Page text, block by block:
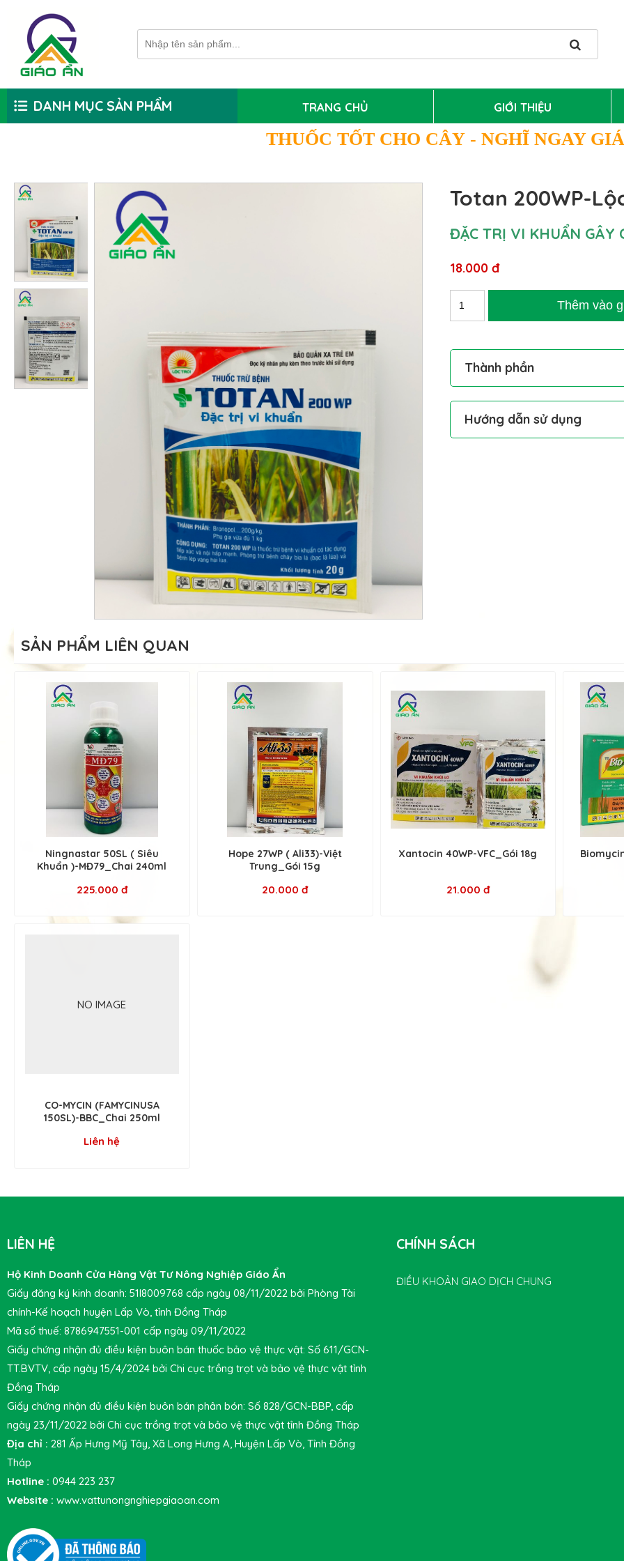
DANH MỤC SẢN PHẨM TRANG CHỦ GIỚI THIỆU
THUỐC TỐT CHO CÂY - NGHĨ NGAY
Totan 200WP-
ĐẶC TRỊ VI KHUẨN GÂY
18.000 đ
Thành phần
Bronopol: 200g/kg
Hướng dẫn sử dụng
Cháy bìa lá lúa: Pha 25g/ bình 25L
SẢN PHẨM LIÊN QUAN
Ningnastar 50SL ( Siêu
Khuẩn )-MĐ79_Chai 240ml
225.000 đ
Hope 27WP ( Ali33)-Việt
Trung_Gói 15g
20.000 đ
Xantocin 40WP-VFC_Gói 18g
21.000 đ
NO IMAGE
CO-MYCIN (FAMYCINUSA
150SL)-BBC_Chai 250ml
Liên hệ
LIÊN HỆ
Hộ Kinh Doanh Cửa Hàng Vật Tư Nông Nghiệp Giáo Ẩn
Giấy đăng ký kinh doanh: 51I8009768 cấp ngày 08/11/2022 bởi Phòng Tài
chính-Kế hoạch huyện Lấp Vò, tỉnh Đồng Tháp
Mã số thuế: 8786947551-001 cấp ngày 09/11/2022
Giấy chứng nhận đủ điều kiện buôn bán thuốc bảo vệ thực vật: Số 611/GCN-
TT.BVTV, cấp ngày 15/4/2024 bởi Chi cục trồng trọt và bảo vệ thực vật tỉnh
Đồng Tháp
Giấy chứng nhận đủ điều kiện buôn bán phân bón: Số 828/GCN-BBP, cấp
ngày 23/11/2022 bởi Chi cục trồng trọt và bảo vệ thực vật tỉnh Đồng Tháp
Địa chỉ : 281 Ấp Hưng Mỹ Tây, Xã Long Hưng A, Huyện Lấp Vò, Tỉnh Đồng
Tháp
Hotline : 0944 223 237
Website : www.vattunongnghiepgiaoan.com
CHÍNH SÁCH
ĐIỀU KHOẢN GIAO DỊCH CHUNG